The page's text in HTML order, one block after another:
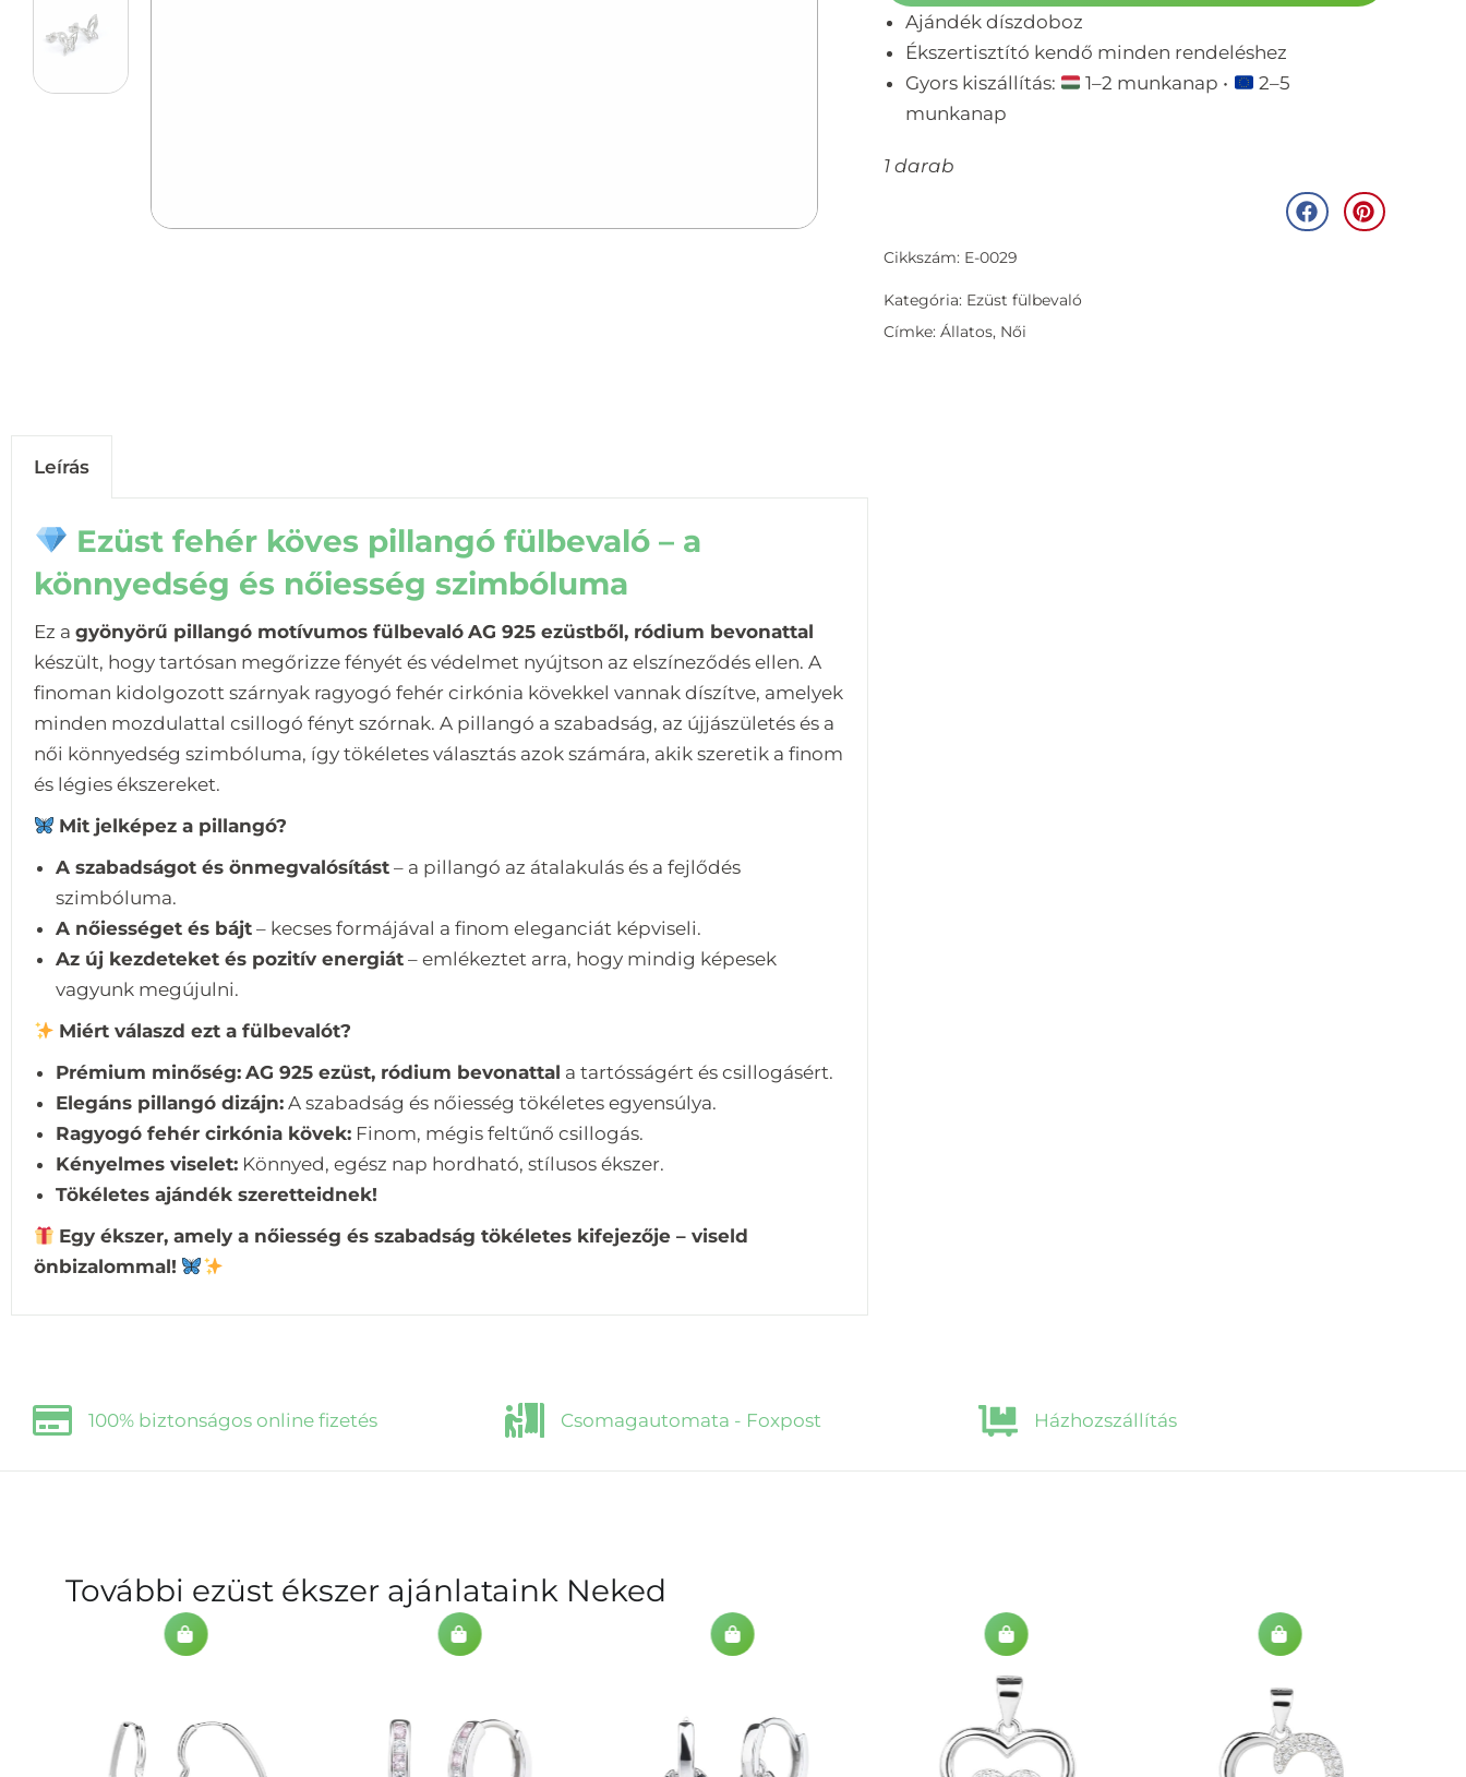
Ajándék díszdoboz
Ékszertisztító kendő minden rendeléshez
Gyors kiszállítás:
1–2 munkanap •
2–5
munkanap
1 darab
Cikkszám: E-0029
Kategória: Ezüst fülbevaló
Címke: Állatos, Női
Leírás
Ezüst fehér köves pillangó fülbevaló – a
könnyedség és nőiesség szimbóluma
Ez a gyönyörű pillangó motívumos fülbevaló AG 925 ezüstből, ródium bevonattal
készült, hogy tartósan megőrizze fényét és védelmet nyújtson az elszíneződés ellen. A
finoman kidolgozott szárnyak ragyogó fehér cirkónia kövekkel vannak díszítve, amelyek
minden mozdulattal csillogó fényt szórnak. A pillangó a szabadság, az újjászületés és a
női könnyedség szimbóluma, így tökéletes választás azok számára, akik szeretik a finom
és légies ékszereket.
Mit jelképez a pillangó?
A szabadságot és önmegvalósítást – a pillangó az átalakulás és a fejlődés
szimbóluma.
A nőiességet és bájt – kecses formájával a finom eleganciát képviseli.
Az új kezdeteket és pozitív energiát – emlékeztet arra, hogy mindig képesek
vagyunk megújulni.
Miért válaszd ezt a fülbevalót?
Prémium minőség: AG 925 ezüst, ródium bevonattal a tartósságért és csillogásért.
Elegáns pillangó dizájn: A szabadság és nőiesség tökéletes egyensúlya.
Ragyogó fehér cirkónia kövek: Finom, mégis feltűnő csillogás.
Kényelmes viselet: Könnyed, egész nap hordható, stílusos ékszer.
Tökéletes ajándék szeretteidnek!
Egy ékszer, amely a nőiesség és szabadság tökéletes kifejezője – viseld
önbizalommal!
100% biztonságos online fizetés Csomagautomata - Foxpost Házhozszállítás
További ezüst ékszer ajánlataink Neked